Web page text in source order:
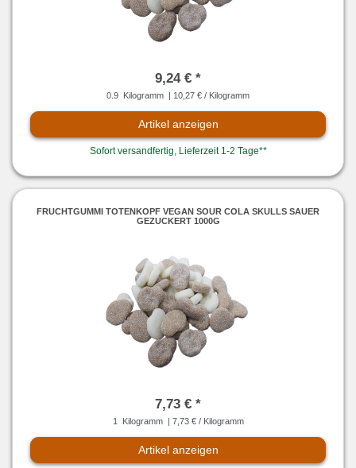
9,24 € *
0.9 Kilogramm | 10,27 € / Kilogramm
Artikel anzeigen
Sofort versandfertig, Lieferzeit 1-2 Tage**
FRUCHTGUMMI TOTENKOPF VEGAN SOUR COLA SKULLS SAUER
GEZUCKERT 1000G
7,73 € *
1 Kilogramm | 7,73 € / Kilogramm
Artikel anzeigen